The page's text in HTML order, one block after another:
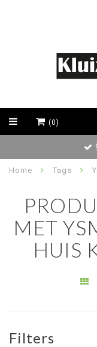
(0)
Home Tags
MET
HUIS
Filters